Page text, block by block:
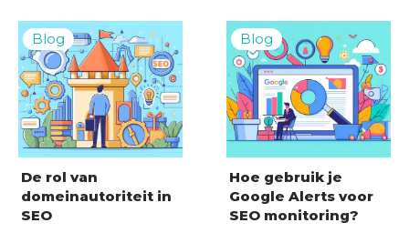
De rol van
domeinautoriteit in
SEO
Hoe gebruik je
Google Alerts voor
SEO monitoring?